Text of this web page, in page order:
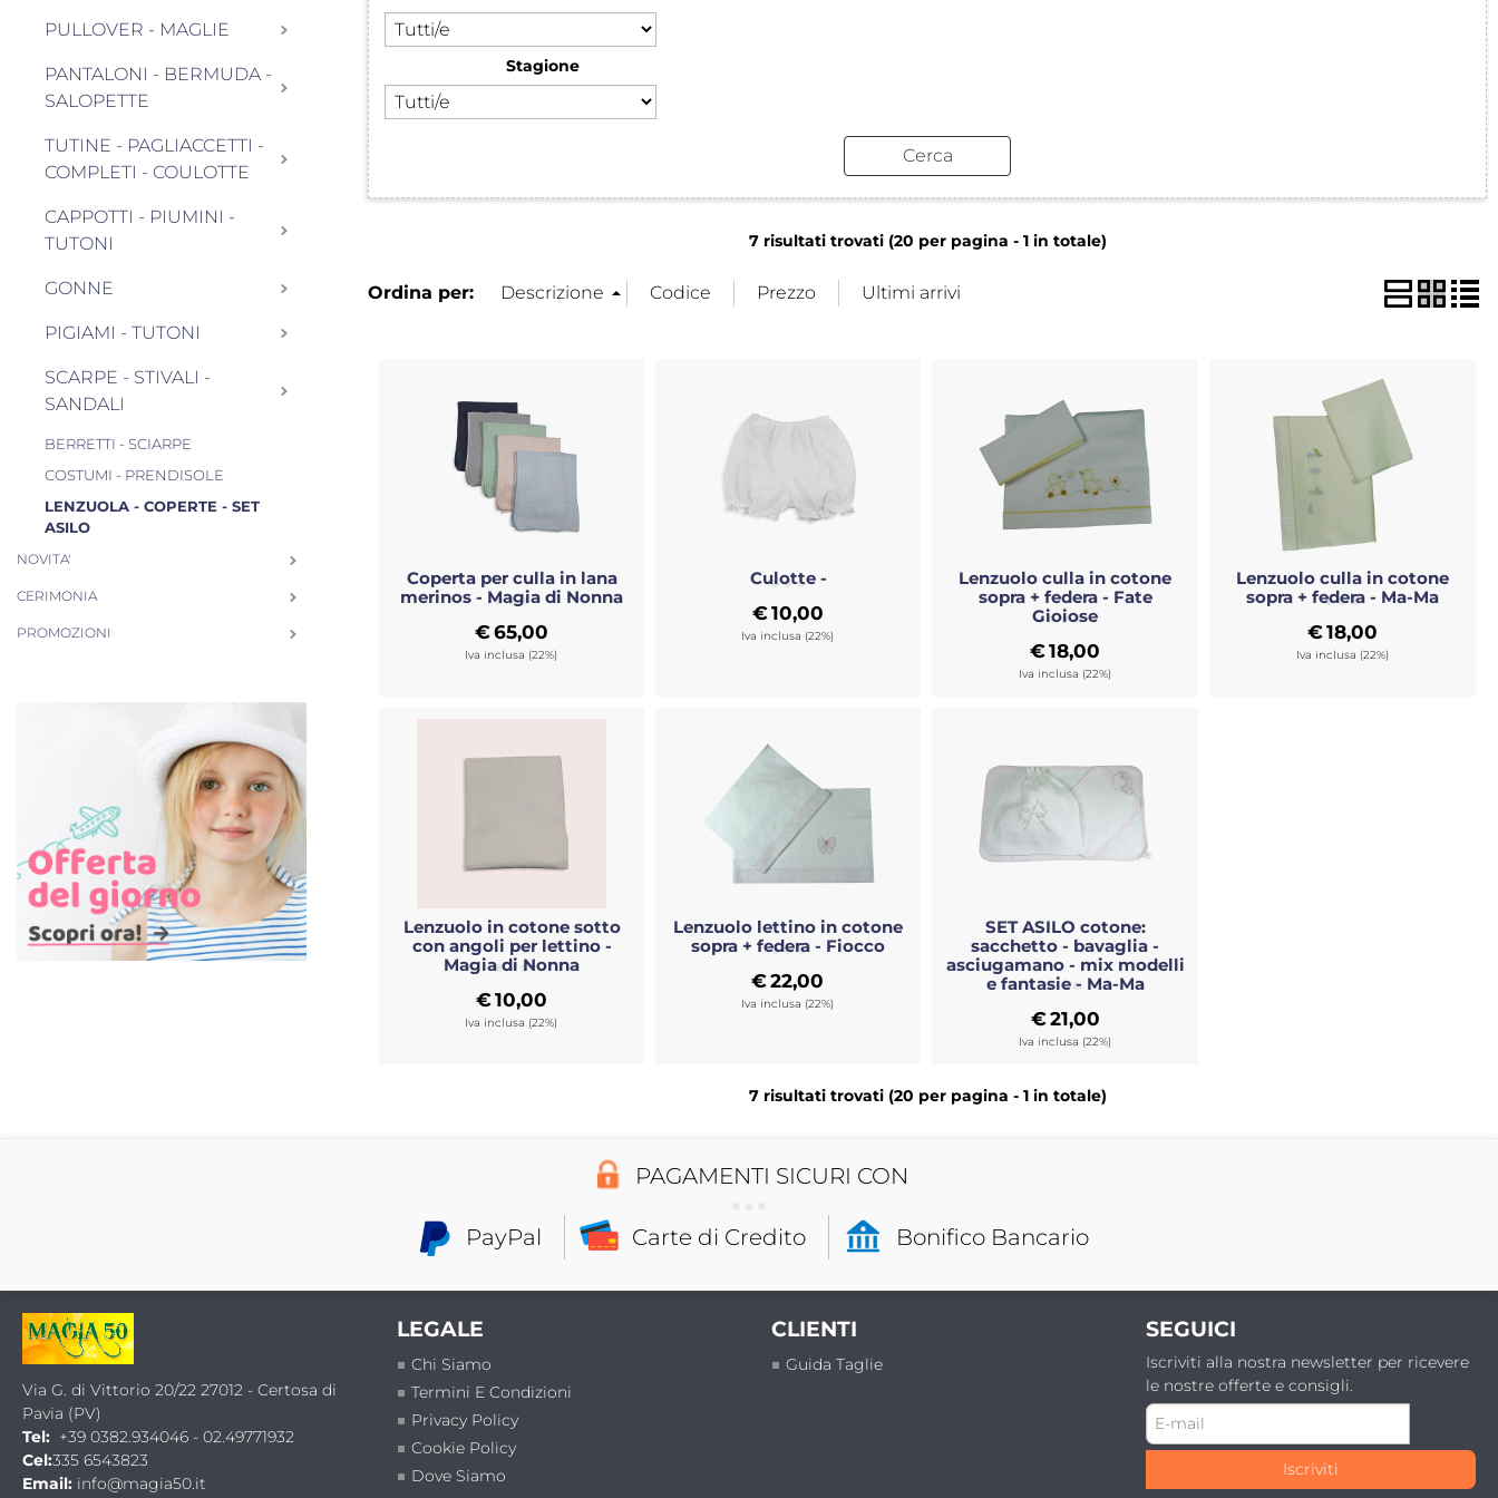
PULLOVER - MAGLIE
PANTALONI - BERMUDA -
SALOPETTE
TUTINE - PAGLIACCETTI -
COMPLETI - COULOTTE
CAPPOTTI - PIUMINI -
TUTONI
GONNE
PIGIAMI - TUTONI
SCARPE - STIVALI -
SANDALI
BERRETTI - SCIARPE
COSTUMI - PRENDISOLE
LENZUOLA - COPERTE - SET
ASILO
NOVITA'
CERIMONIA
PROMOZIONI
Stagione
7 risultati trovati (20 per pagina - 1 in totale)
Ordina per:
Coperta per culla in lana
merinos - Magia di Nonna
€65,00
Iva inclusa (22%)
Culotte -
€10,00
Iva inclusa (22%)
Lenzuolo culla in cotone
sopra + federa - Fate
Gioiose
€18,00
Iva inclusa (22%)
Lenzuolo culla in cotone
sopra + federa - Ma-Ma
€18,00
Iva inclusa (22%)
Lenzuolo in cotone sotto
con angoli per lettino -
Magia di Nonna
€10,00
Iva inclusa (22%)
Lenzuolo lettino in cotone
sopra + federa - Fiocco
€22,00
Iva inclusa (22%)
SET ASILO cotone:
sacchetto - bavaglia -
asciugamano - mix modelli
e fantasie - Ma-Ma
€21,00
Iva inclusa (22%)
7 risultati trovati (20 per pagina - 1 in totale)
PAGAMENTI SICURI CON
PayPal Carte di Credito Bonifico Bancario
Via G. di Vittorio 20/22 27012 - Certosa di
Pavia (PV)
Tel: +39 0382.934046 - 02.49771932
Cel:335 6543823
Email: info@magia50.it
LEGALE
Chi Siamo
Termini E Condizioni
Privacy Policy
Cookie Policy
Dove Siamo
CLIENTI
Guida Taglie
SEGUICI
Iscriviti alla nostra newsletter per ricevere
le nostre offerte e consigli.